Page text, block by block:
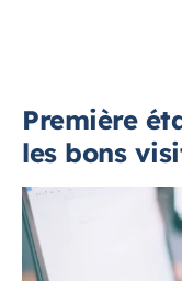
Première
les bons